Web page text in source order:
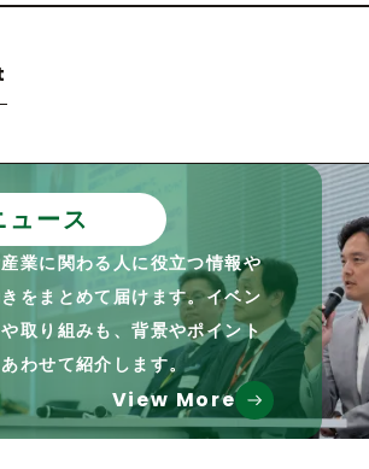
ュース
業に関わる人に役立つ情報や
をまとめて届けます。イベン
や取り組みも、背景やポイント
あわせて紹介します。
View More